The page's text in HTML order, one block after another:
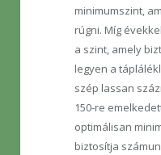
minimumszint,
rúgni. Míg
a szint, amely
legyen a
szép lassan
150-re
optimálisan
biztosítja